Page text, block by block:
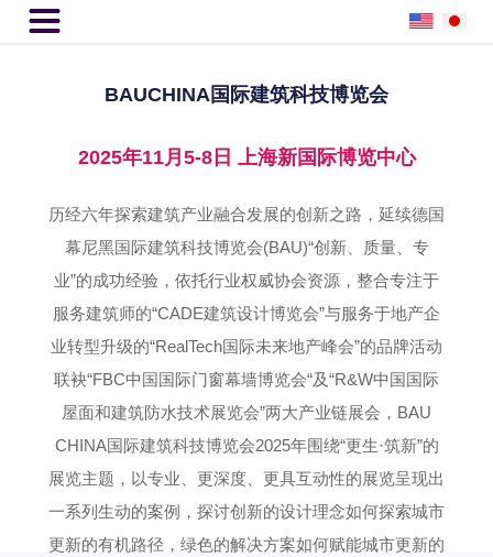

BAUCHINA国际建筑科技博览会
2025年11月5-8日 上海新国际博览中心
历经六年探索建筑产业融合发展的创新之路，延续德国
幕尼黑国际建筑科技博览会(BAU)“创新、质量、专
业”的成功经验，依托行业权威协会资源，整合专注于
服务建筑师的“CADE建筑设计博览会”与服务于地产企
业转型升级的“RealTech国际未来地产峰会”的品牌活动
联袂“FBC中国国际门窗幕墙博览会“及“R&W中国国际
屋面和建筑防水技术展览会”两大产业链展会，BAU
CHINA国际建筑科技博览会2025年围绕“更生·筑新”的
展览主题，以专业、更深度、更具互动性的展览呈现出
一系列生动的案例，探讨创新的设计理念如何探索城市
更新的有机路径，绿色的解决方案如何赋能城市更新的